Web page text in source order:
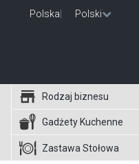
Polska Polski
Rodzaj biznesu
Gadżety Kuchenne
Zastawa Stołowa